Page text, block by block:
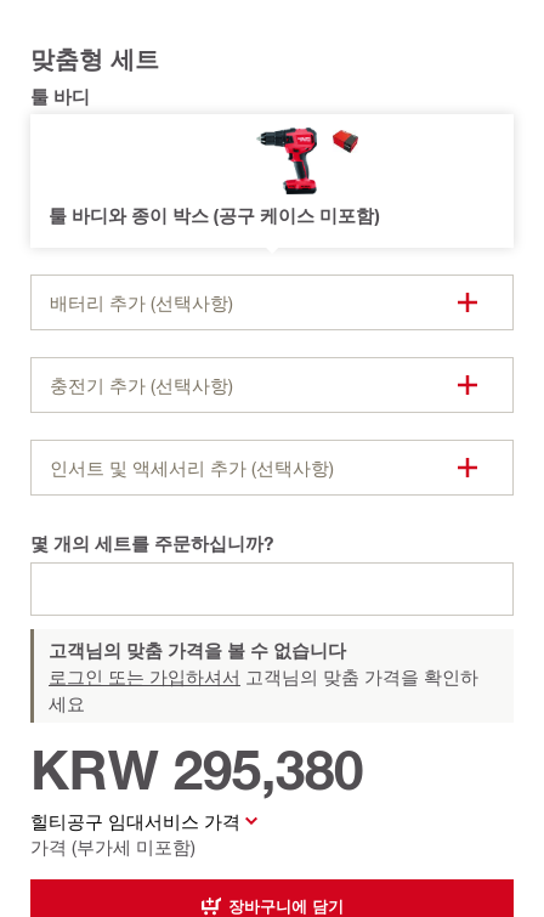
맞춤형 세트
툴 바디
툴 바디와 종이 박스 (공구 케이스 미포함)
배터리 추가 (선택사항)
충전기 추가 (선택사항)
인서트 및 액세서리 추가 (선택사항)
몇 개의 세트를 주문하십니까?
고객님의 맞춤 가격을 볼 수 없습니다
로그인 또는 가입하셔서 고객님의 맞춤 가격을 확인하
세요
힐티공구 임대서비스 가격
가격 (부가세 미포함)
KRW 295,380
장바구니에 담기